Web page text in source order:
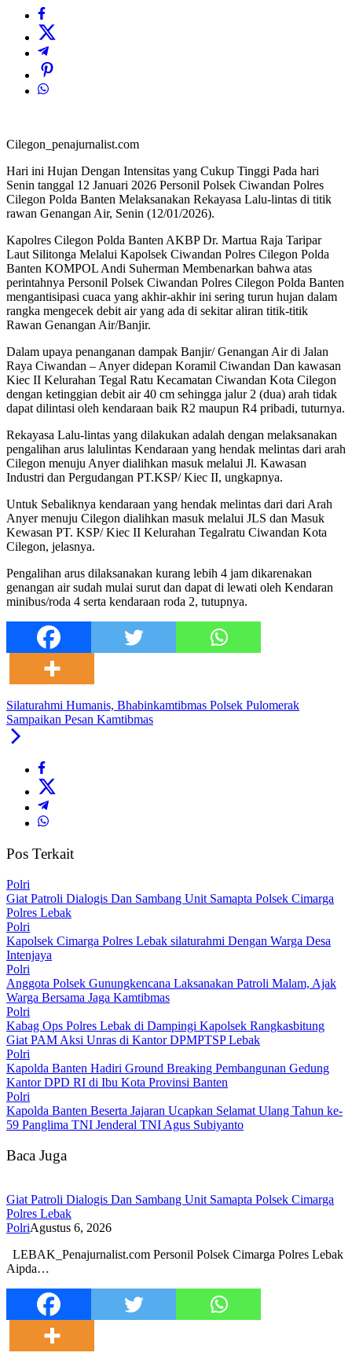
Cilegon_penajurnalist.com
Hari ini Hujan Dengan Intensitas yang Cukup Tinggi Pada hari
Senin tanggal 12 Januari 2026 Personil Polsek Ciwandan Polres
Cilegon Polda Banten Melaksanakan Rekayasa Lalu-lintas di titik
rawan Genangan Air, Senin (12/01/2026).
Kapolres Cilegon Polda Banten AKBP Dr. Martua Raja Taripar
Laut Silitonga Melalui Kapolsek Ciwandan Polres Cilegon Polda
Banten KOMPOL Andi Suherman Membenarkan bahwa atas
perintahnya Personil Polsek Ciwandan Polres Cilegon Polda Banten
mengantisipasi cuaca yang akhir-akhir ini sering turun hujan dalam
rangka mengecek debit air yang ada di sekitar aliran titik-titik
Rawan Genangan Air/Banjir.
Dalam upaya penanganan dampak Banjir/ Genangan Air di Jalan
Raya Ciwandan – Anyer didepan Koramil Ciwandan Dan kawasan
Kiec II Kelurahan Tegal Ratu Kecamatan Ciwandan Kota Cilegon
dengan ketinggian debit air 40 cm sehingga jalur 2 (dua) arah tidak
dapat dilintasi oleh kendaraan baik R2 maupun R4 pribadi, tuturnya.
Rekayasa Lalu-lintas yang dilakukan adalah dengan melaksanakan
pengalihan arus lalulintas Kendaraan yang hendak melintas dari arah
Cilegon menuju Anyer dialihkan masuk melalui Jl. Kawasan
Industri dan Pergudangan PT.KSP/ Kiec II, ungkapnya.
Untuk Sebaliknya kendaraan yang hendak melintas dari dari Arah
Anyer menuju Cilegon dialihkan masuk melalui JLS dan Masuk
Kewasan PT. KSP/ Kiec II Kelurahan Tegalratu Ciwandan Kota
Cilegon, jelasnya.
Pengalihan arus dilaksanakan kurang lebih 4 jam dikarenakan
genangan air sudah mulai surut dan dapat di lewati oleh Kendaran
minibus/roda 4 serta kendaraan roda 2, tutupnya.
Silaturahmi Humanis, Bhabinkamtibmas Polsek Pulomerak
Sampaikan Pesan Kamtibmas
Pos Terkait
Polri
Giat Patroli Dialogis Dan Sambang Unit Samapta Polsek Cimarga
Polres Lebak
Polri
Kapolsek Cimarga Polres Lebak silaturahmi Dengan Warga Desa
Intenjaya
Polri
Anggota Polsek Gunungkencana Laksanakan Patroli Malam, Ajak
Warga Bersama Jaga Kamtibmas
Polri
Kabag Ops Polres Lebak di Dampingi Kapolsek Rangkasbitung
Giat PAM Aksi Unras di Kantor DPMPTSP Lebak
Polri
Kapolda Banten Hadiri Ground Breaking Pembangunan Gedung
Kantor DPD RI di Ibu Kota Provinsi Banten
Polri
Kapolda Banten Beserta Jajaran Ucapkan Selamat Ulang Tahun ke-
59 Panglima TNI Jenderal TNI Agus Subiyanto
Baca Juga
Giat Patroli Dialogis Dan Sambang Unit Samapta Polsek Cimarga
Polres Lebak
PolriAgustus 6, 2026
LEBAK_Penajurnalist.com Personil Polsek Cimarga Polres Lebak
Aipda…